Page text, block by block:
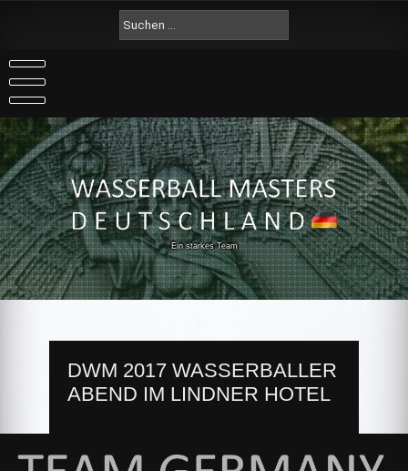
nach:
Ein starkes Team
DWM 2017 WASSERBALLER
ABEND IM LINDNER HOTEL